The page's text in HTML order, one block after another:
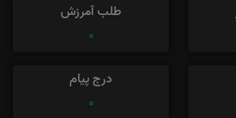
طلب آمرزش
0
درج پیام
0